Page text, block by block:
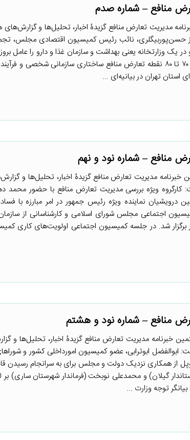
منافع – شماره صدم
مدیریت تعارض منافع گزیدۀ اخبار، تحلیل‌ها و
حسن‌پوربیگلری، نائب رئیس کمیسیون اقتصادی مجلس،
در یک وزارتخانه یعنی بهداشت و سازمان غذا و دارو را عامل
کرد. بابک نگاهداری، رئیس مرکز پژوهش‌های مجلس، از شناسایی حدود ۷۰ تا ۸۰ نقطه تعارض منافع ساختاری
استان تهران در بیانیه‌ای ...
منافع – شماره نود و نهم
خبرنامه مدیریت تعارض منافع گزیدۀ اخبار، تحلیل‌ها و
ویژه بررسی مدیریت تعارض منافع با حضور محمد
درویشیان نماینده ویژه رئیس جمهور در امر مبارزه با
اجتماعی مجلس شورای اسلامی و کارشناسانی از
شد. در جلسه کمیسیون اجتماعی اولویت‌های کاری
منافع – شماره نود و هشتم
خبرنامه مدیریت تعارض منافع گزیدۀ اخبار، تحلیل‌ها و
ابوالفضل ابوترابی، عضو کمیسیون امورداخلی کشور و
از همکاری نزدیک دولت و مجلس برای به سرانجام رسیدن
گیلان) و محمدعلی نوبخت (فرماندار شهرستان ساری)
توجه وزارت ...